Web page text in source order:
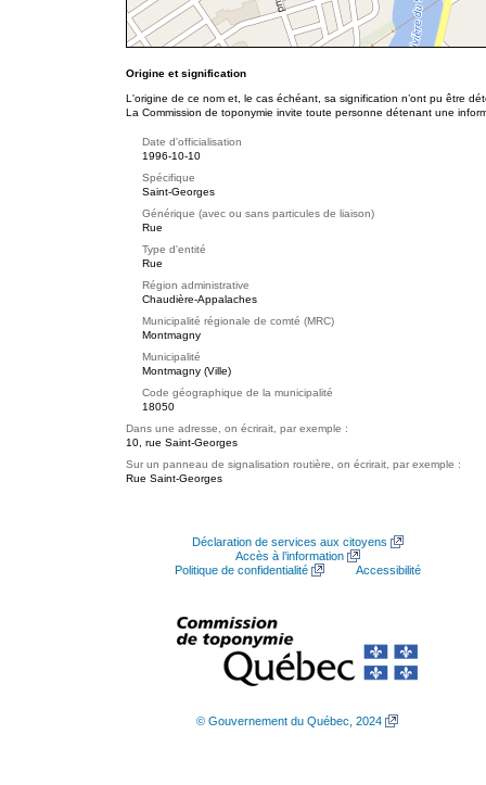
Origine et signification
L'origine de ce nom et, le cas échéant, sa signification n’ont pu être
La Commission de toponymie invite toute personne détenant une
Date d'officialisation
1996-10-10
Spécifique
Saint-Georges
Générique (avec ou sans particules de liaison)
Rue
Type d'entité
Rue
Région administrative
Chaudière-Appalaches
Municipalité régionale de comté (MRC)
Montmagny
Municipalité
Montmagny (Ville)
Code géographique de la municipalité
18050
Dans une adresse, on écrirait, par exemple :
10, rue Saint-Georges
Sur un panneau de signalisation routière, on écrirait, par exemple :
Rue Saint-Georges
Déclaration de services aux citoyens
Accès à l’information
Politique de confidentialité
Accessibilité
© Gouvernement du Québec, 2024